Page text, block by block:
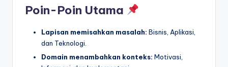
Poin-Poin Utama
Lapisan memisahkan masalah: Bisnis, Aplikasi,
dan Teknologi.
Domain menambahkan konteks: Motivasi,